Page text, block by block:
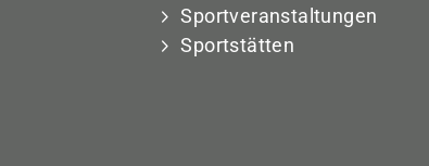
Sportveranstaltungen
Sportstätten